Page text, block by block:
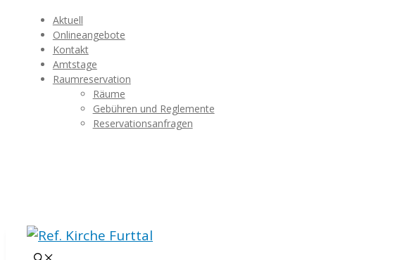
Springe
Inhalt
Aktuell
Onlineangebote
Kontakt
Amtstage
Raumreservation
Räume
Gebühren und Reglemente
Reservationsanfragen